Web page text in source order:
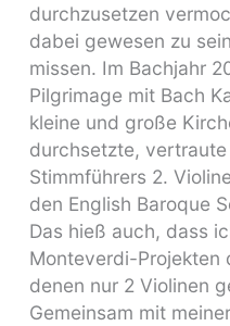
durchzusetzen
dabei gewesen zu
missen. Im Bachjahr
Pilgrimage mit Bach
kleine und große
durchsetzte,
Stimmführers 2.
den English Baroque
Das hieß auch, dass
Monteverdi-Projekten
denen nur 2 Violinen
Gemeinsam mit